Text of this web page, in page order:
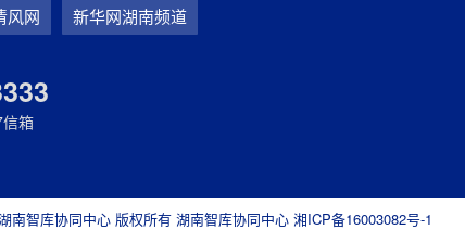
风网 新华网湖南频道
箱
智库协同中心 版权所有 湖南智库协同中心 湘ICP备16003082号-1